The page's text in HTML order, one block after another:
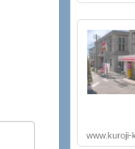
www.kuroji-